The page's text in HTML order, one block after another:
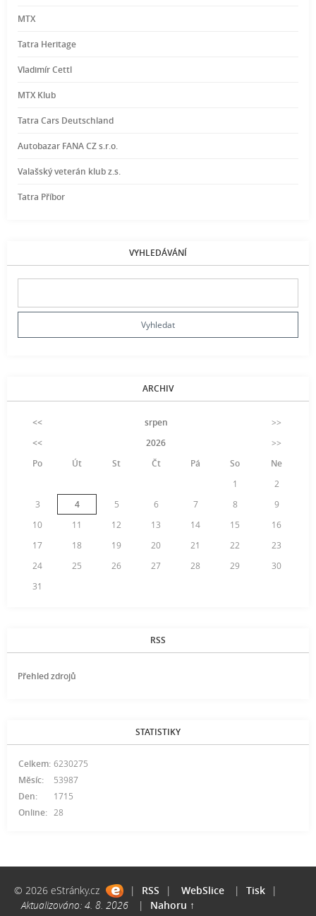
MTX
Tatra Heritage
Vladimír Cettl
MTX Klub
Tatra Cars Deutschland
Autobazar FANA CZ s.r.o.
Valašský veterán klub z.s.
Tatra Příbor
VYHLEDÁVÁNÍ
ARCHIV
<< srpen
>>
<<
2026
>>
Po
Út St Čt Pá So
Ne
1
2
3
4 5 6 7 8
9
10
11 12 13 14 15
16
17
18 19 20 21 22
23
24
25 26 27 28 29
30
31
RSS
Přehled zdrojů
STATISTIKY
Online: 28
Celkem: 6230275
Měsíc:
53987
Den:
1715
© 2026 eStránky.cz | RSS | WebSlice | Tisk
|
Aktualizováno: 4. 8. 2026
| Nahoru ↑